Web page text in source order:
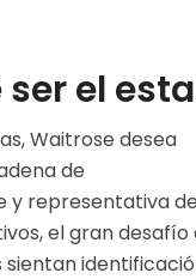
el
Waitrose desea
de
y representativa
el gran desafío